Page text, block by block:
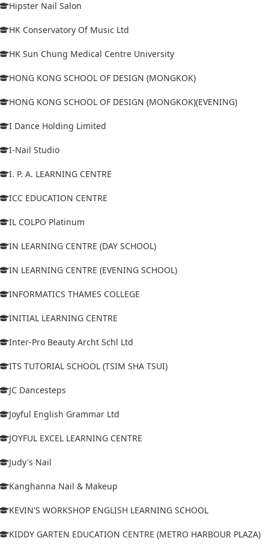
Hipster Nail Salon
HK Conservatory Of Music Ltd
HK Sun Chung Medical Centre University
HONG KONG SCHOOL OF DESIGN (MONGKOK)
HONG KONG SCHOOL OF DESIGN (MONGKOK)(EVENING)
I Dance Holding Limited
I-Nail Studio
I. P. A. LEARNING CENTRE
ICC EDUCATION CENTRE
IL COLPO Platinum
IN LEARNING CENTRE (DAY SCHOOL)
IN LEARNING CENTRE (EVENING SCHOOL)
INFORMATICS THAMES COLLEGE
INITIAL LEARNING CENTRE
Inter-Pro Beauty Archt Schl Ltd
ITS TUTORIAL SCHOOL (TSIM SHA TSUI)
JC Dancesteps
Joyful English Grammar Ltd
JOYFUL EXCEL LEARNING CENTRE
Judy's Nail
Kanghanna Nail & Makeup
KEVIN'S WORKSHOP ENGLISH LEARNING SCHOOL
KIDDY GARTEN EDUCATION CENTRE (METRO HARBOUR PLAZA)